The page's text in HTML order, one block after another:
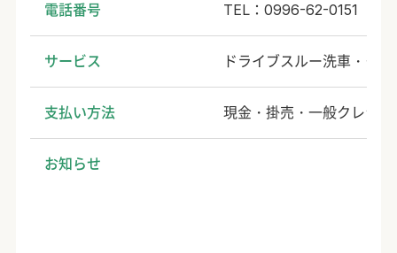
電話番号 TEL：0996-62-0151
サービス ドライブスルー洗車・タ
支払い方法 現金・掛売・一般クレジ
お知らせ